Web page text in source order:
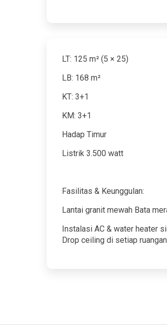
LT: 125 m² (5 × 25)
LB: 168 m²
KT: 3+1
KM: 3+1
Hadap Timur
Listrik 3.500 watt
Fasilitas & Keunggulan:
Lantai granit mewah Bata
Instalasi AC & water heater
Drop ceiling di setiap